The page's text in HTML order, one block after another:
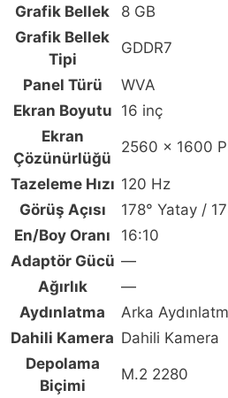
6GB
16GB
512GB
SSD
144Hz
Full
HD+
IPS-
Level
FreeDos
Gaming
Laptop
için
karşılaştırma
tablosu
Grafik Bellek 8 GB
Grafik Bellek
Tipi
GDDR7
Panel Türü WVA
Ekran Boyutu 16 inç
Ekran
Çözünürlüğü
2560 x 1600
Tazeleme Hızı 120 Hz
Görüş Açısı
178° Yatay /
En/Boy Oranı
16:10
Adaptör Gücü —
Ağırlık
—
Aydınlatma
Arka
Dahili Kamera Dahili Kamera
Depolama
Biçimi
M.2 2280